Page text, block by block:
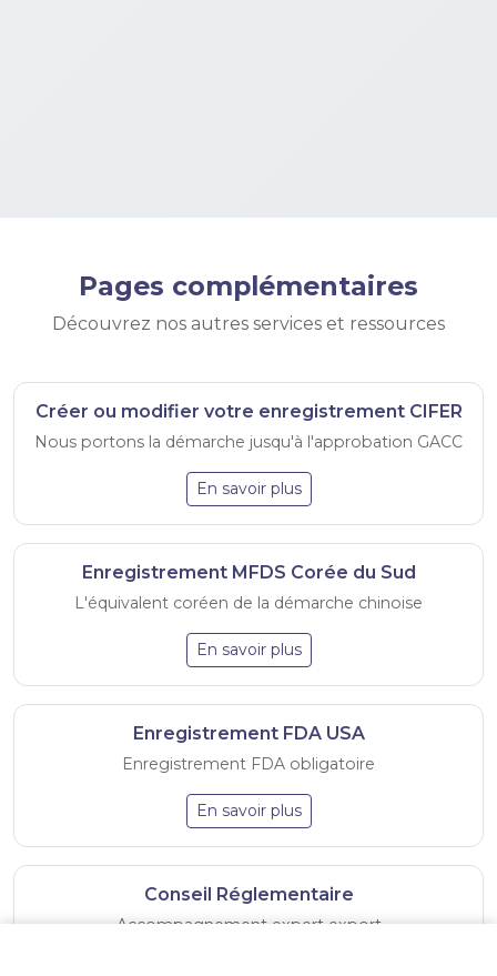
Pages complémentaires
Découvrez nos autres services et ressources
Créer ou modifier votre enregistrement CIFER
Nous portons la démarche jusqu'à l'approbation GACC
En savoir plus
Enregistrement MFDS Corée du Sud
L'équivalent coréen de la démarche chinoise
En savoir plus
Enregistrement FDA USA
Enregistrement FDA obligatoire
En savoir plus
Conseil Réglementaire
Accompagnement expert export